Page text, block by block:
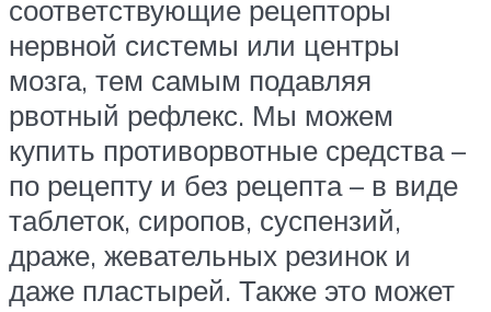
соответствующие рецепторы
нервной системы или центры
мозга, тем самым подавляя
рвотный рефлекс. Мы можем
купить противорвотные средства –
по рецепту и без рецепта – в виде
таблеток, сиропов, суспензий,
драже, жевательных резинок и
даже пластырей. Также это может